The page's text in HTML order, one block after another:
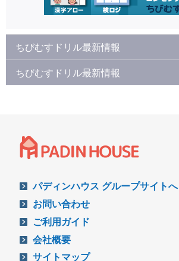
ちびむすドリル最新情報
ちびむすドリル最新情報
パディンハウス グループサイトへ
お問い合わせ
ご利用ガイド
会社概要
サイトマップ